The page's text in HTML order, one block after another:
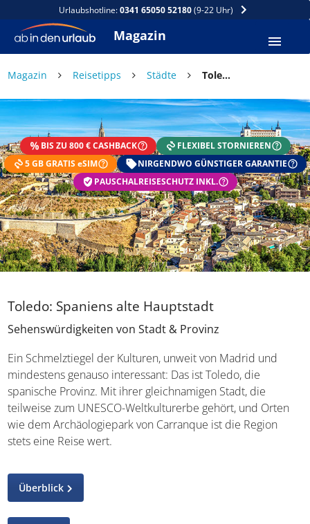
Urlaubshotline:0341 65050 52180(9-22 Uhr)
Magazin
Magazin Reisetipps Städte Toledo: Spaniens alte Hauptstadt
BIS ZU 800 € CASHBACK
FLEXIBEL STORNIEREN
5 GB GRATIS eSIM
NIRGENDWO GÜNSTIGER GARANTIE
PAUSCHALREISESCHUTZ INKL.
Toledo: Spaniens alte Hauptstadt
Sehenswürdigkeiten von Stadt & Provinz
Ein Schmelztiegel der Kulturen, unweit von Madrid und
mindestens genauso interessant: Das ist Toledo, die
spanische Provinz. Mit ihrer gleichnamigen Stadt, die
teilweise zum UNESCO-Weltkulturerbe gehört, und Orten
wie dem Archäologiepark von Carranque ist die Region
stets eine Reise wert.
Überblick
DEIN SOMMER ZAHLT SICH
AUS
Exklusiv: Nur in der ab in den urlaub App
☀️ Bis zu 1.000 € Sommer Cashback
📱 App gratis herunterladen
🧝 Konto anlegen oder einloggen
✅ Sommer Cashback ist automatisch aktiviert